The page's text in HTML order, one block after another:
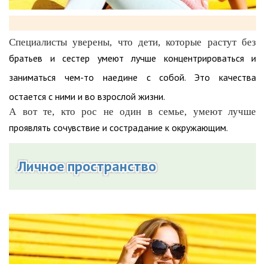
Специалисты уверены, что дети, которые растут без
братьев и сестер умеют лучше концентрироваться и
заниматься чем-то наедине с собой. Это качества
остается с ними и во взрослой жизни.
А вот те, кто рос не один в семье, умеют лучше
проявлять сочувствие и сострадание к окружающим.
Личное пространство